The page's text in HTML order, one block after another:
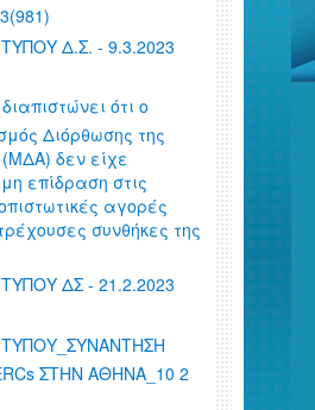
Δ.Σ. - 9.3.2023
ότι ο
Διόρθωσης της
δεν είχε
επίδραση στις
αγορές
συνθήκες της
ΔΣ - 21.2.2023
ΣΤΗΝ ΑΘΗΝΑ_10 2